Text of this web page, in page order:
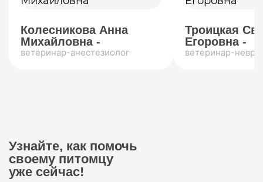
Колесникова Анна
Михайловна -
ветеринар-анестезиолог
Троицкая
Егоровна -
ветеринар-
Узнайте, как помочь
своему питомцу
уже сейчас!